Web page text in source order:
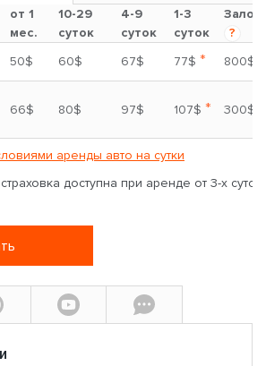
от 1
мес.
10-29
суток
4-9
суток
1-3
суток
Залог
?
50$ 60$ 67$ 77$ *
800$
66$ 80$ 97$ 107$ * 300$
аренды авто на сутки
доступна при аренде от 3-х суток